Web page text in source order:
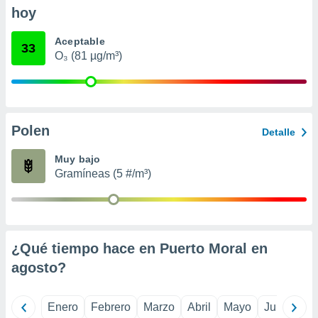
u
en
en
de
un
o acceder
datos
perfiles
hoy
33 Aceptable
O₃ (81 µg/m³)
Polen Detalle
Muy bajo
Gramíneas (5 #/m³)
¿Qué tiempo hace en Puerto Moral en
agosto?
Enero Febrero Marzo Abril Mayo Junio